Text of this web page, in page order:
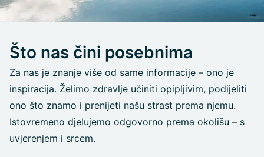
Što nas čini posebnima
Za nas je znanje više od same informacije – ono je
inspiracija. Želimo zdravlje učiniti opipljivim, podijeliti
ono što znamo i prenijeti našu strast prema njemu.
Istovremeno djelujemo odgovorno prema okolišu – s
uvjerenjem i srcem.